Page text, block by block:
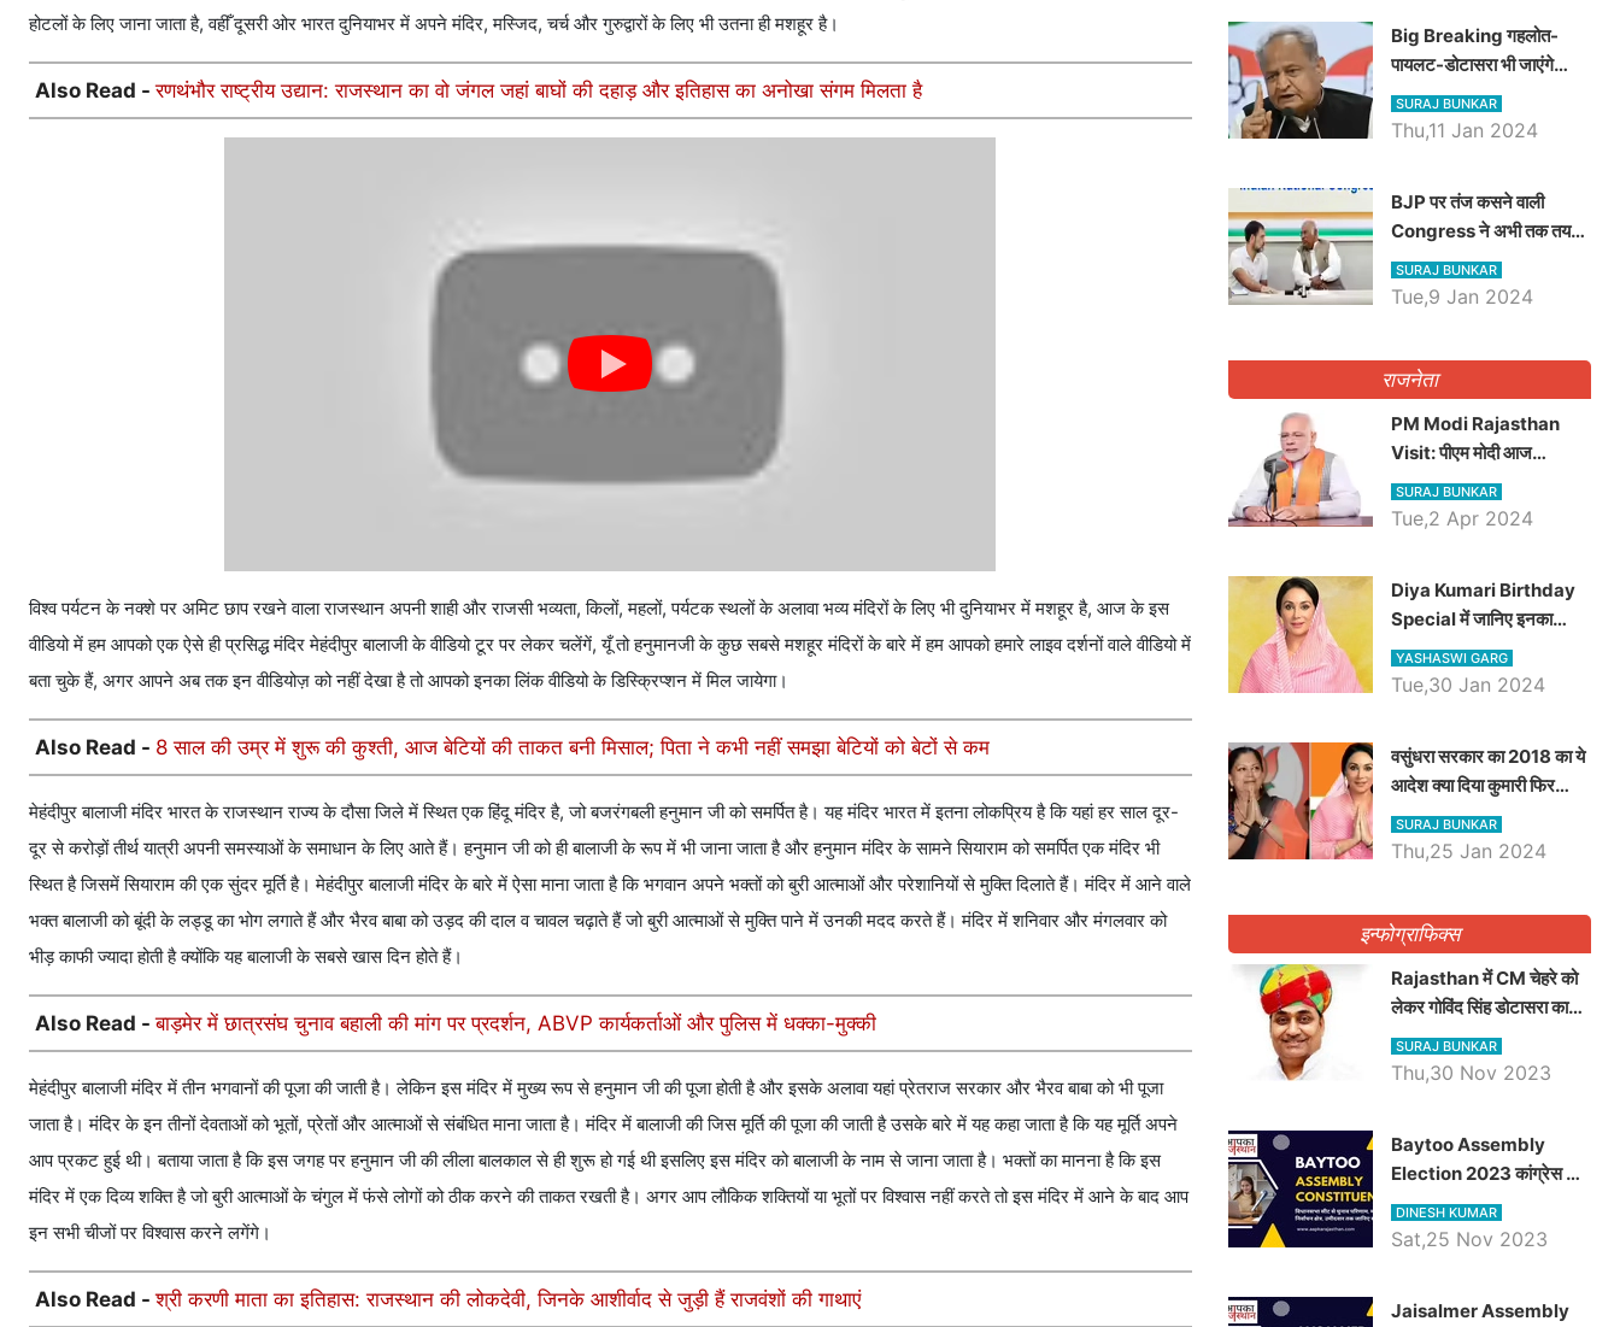
होटलों के लिए जाना जाता है, वहीँ दूसरी ओर भारत दुनियाभर में अपने मंदिर, मस्जिद, चर्च और गुरुद्वारों के लिए भी उतना ही मशहूर है।
Also Read -रणथंभौर राष्ट्रीय उद्यान: राजस्थान का वो जंगल जहां बाघों की दहाड़ और इतिहास का अनोखा संगम मिलता है
विश्व पर्यटन के नक्शे पर अमिट छाप रखने वाला राजस्थान अपनी शाही और राजसी भव्यता, किलों, महलों, पर्यटक स्थलों के अलावा भव्य मंदिरों के लिए भी दुनियाभर में मशहूर है, आज के इस
वीडियो में हम आपको एक ऐसे ही प्रसिद्ध मंदिर मेहंदीपुर बालाजी के वीडियो टूर पर लेकर चलेंगें, यूँ तो हनुमानजी के कुछ सबसे मशहूर मंदिरों के बारे में हम आपको हमारे लाइव दर्शनों वाले वीडियो में
बता चुके हैं, अगर आपने अब तक इन वीडियोज़ को नहीं देखा है तो आपको इनका लिंक वीडियो के डिस्क्रिप्शन में मिल जायेगा।
Also Read - 8 साल की उम्र में शुरू की कुश्ती, आज बेटियों की ताकत बनी मिसाल; पिता ने कभी नहीं समझा बेटियों को बेटों से कम
मेहंदीपुर बालाजी मंदिर भारत के राजस्थान राज्य के दौसा जिले में स्थित एक हिंदू मंदिर है, जो बजरंगबली हनुमान जी को समर्पित है। यह मंदिर भारत में इतना लोकप्रिय है कि यहां हर साल दूर-
दूर से करोड़ों तीर्थ यात्री अपनी समस्याओं के समाधान के लिए आते हैं। हनुमान जी को ही बालाजी के रूप में भी जाना जाता है और हनुमान मंदिर के सामने सियाराम को समर्पित एक मंदिर भी
स्थित है जिसमें सियाराम की एक सुंदर मूर्ति है। मेहंदीपुर बालाजी मंदिर के बारे में ऐसा माना जाता है कि भगवान अपने भक्तों को बुरी आत्माओं और परेशानियों से मुक्ति दिलाते हैं। मंदिर में आने वाले
भक्त बालाजी को बूंदी के लड्डू का भोग लगाते हैं और भैरव बाबा को उड़द की दाल व चावल चढ़ाते हैं जो बुरी आत्माओं से मुक्ति पाने में उनकी मदद करते हैं। मंदिर में शनिवार और मंगलवार को
भीड़ काफी ज्यादा होती है क्योंकि यह बालाजी के सबसे खास दिन होते हैं।
Also Read -बाड़मेर में छात्रसंघ चुनाव बहाली की मांग पर प्रदर्शन, ABVP कार्यकर्ताओं और पुलिस में धक्का-मुक्की
मेहंदीपुर बालाजी मंदिर में तीन भगवानों की पूजा की जाती है। लेकिन इस मंदिर में मुख्य रूप से हनुमान जी की पूजा होती है और इसके अलावा यहां प्रेतराज सरकार और भैरव बाबा को भी पूजा
जाता है। मंदिर के इन तीनों देवताओं को भूतों, प्रेतों और आत्माओं से संबंधित माना जाता है। मंदिर में बालाजी की जिस मूर्ति की पूजा की जाती है उसके बारे में यह कहा जाता है कि यह मूर्ति अपने
आप प्रकट हुई थी। बताया जाता है कि इस जगह पर हनुमान जी की लीला बालकाल से ही शुरू हो गई थी इसलिए इस मंदिर को बालाजी के नाम से जाना जाता है। भक्तों का मानना है कि इस
मंदिर में एक दिव्य शक्ति है जो बुरी आत्माओं के चंगुल में फंसे लोगों को ठीक करने की ताकत रखती है। अगर आप लौकिक शक्तियों या भूतों पर विश्वास नहीं करते तो इस मंदिर में आने के बाद आप
इन सभी चीजों पर विश्वास करने लगेंगे।
Also Read -श्री करणी माता का इतिहास: राजस्थान की लोकदेवी, जिनके आशीर्वाद से जुड़ी हैं राजवंशों की गाथाएं
Big Breaking गहलोत-
पायलट-डोटासरा भी जाएंगे
अयोध्या, करेंगे रामलला के दर्शन
SURAJ BUNKAR
Thu,11 Jan 2024
BJP पर तंज कसने वाली
Congress ने अभी तक तय
नहीं किया नेता प्रतिपक्ष, जानें
कौन होगा दावेदार
SURAJ BUNKAR
Tue,9 Jan 2024
राजनेता
PM Modi Rajasthan
Visit: पीएम मोदी आज
राजस्थान में कोटपूतली में करेंगे
विशाल रैली, एक सभा से 8 सीटों
SURAJ BUNKAR
Tue,2 Apr 2024
Diya Kumari Birthday
Special में जानिए इनका
राजकुमारी से राजस्थान की
डिप्टी सीएम बनने तक का सफर,
YASHASWI GARG
Tue,30 Jan 2024
वसुंधरा सरकार का 2018 का ये
आदेश क्या दिया कुमारी फिर
करेंगी लागू? कांग्रेस सरकार ने
किया था निरस्त
SURAJ BUNKAR
Thu,25 Jan 2024
इन्फोग्राफिक्स
Rajasthan में CM चेहरे को
लेकर गोविंद सिंह डोटासरा का
बड़ा बयान आया सामने, जानें
विचार
SURAJ BUNKAR
Thu,30 Nov 2023
Baytoo Assembly
Election 2023 कांग्रेस से
हरीश चौधरी तो बालाराम मुंड होंगे
भाजपा उम्मीदवार, जानिये बायतू
DINESH KUMAR
Sat,25 Nov 2023
​​​​​​​Jaisalmer Assembly